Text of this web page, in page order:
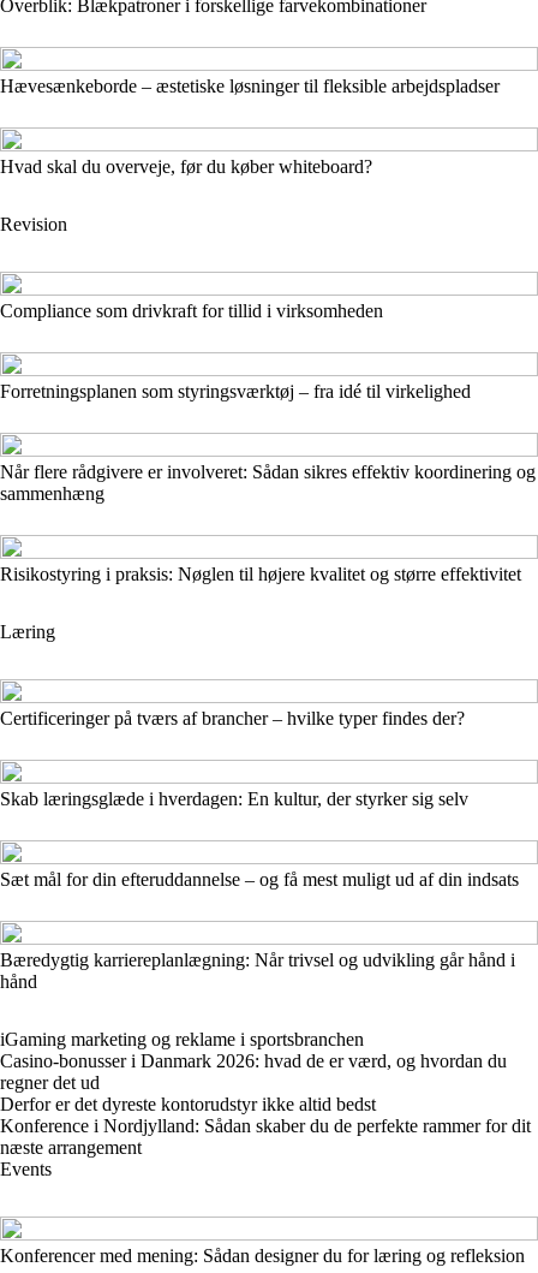
Overblik: Blækpatroner i forskellige farvekombinationer
Hævesænkeborde – æstetiske løsninger til fleksible arbejdspladser
Hvad skal du overveje, før du køber whiteboard?
Revision
Compliance som drivkraft for tillid i virksomheden
Forretningsplanen som styringsværktøj – fra idé til virkelighed
Når flere rådgivere er involveret: Sådan sikres effektiv koordinering og
sammenhæng
Risikostyring i praksis: Nøglen til højere kvalitet og større effektivitet
Læring
Certificeringer på tværs af brancher – hvilke typer findes der?
Skab læringsglæde i hverdagen: En kultur, der styrker sig selv
Sæt mål for din efteruddannelse – og få mest muligt ud af din indsats
Bæredygtig karriereplanlægning: Når trivsel og udvikling går hånd i
hånd
iGaming marketing og reklame i sportsbranchen
Casino-bonusser i Danmark 2026: hvad de er værd, og hvordan du
regner det ud
Derfor er det dyreste kontorudstyr ikke altid bedst
Konference i Nordjylland: Sådan skaber du de perfekte rammer for dit
næste arrangement
Events
Konferencer med mening: Sådan designer du for læring og refleksion